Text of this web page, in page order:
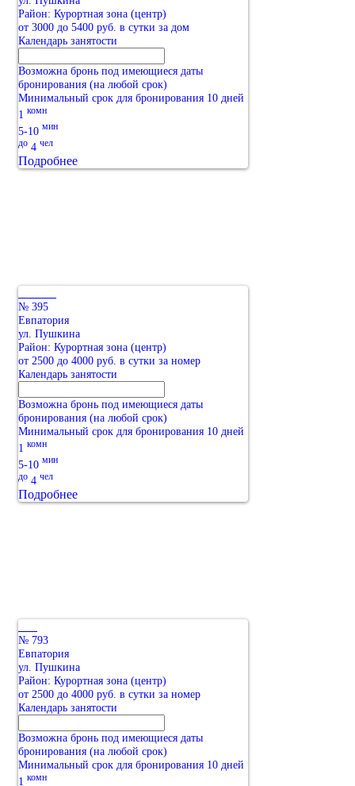
Район: Курортная зона (центр)
от 3000 до 5400 руб. в сутки за дом
Календарь занятости
Возможна бронь под имеющиеся даты
бронирования (на любой срок)
Минимальный срок для бронирования 10 дней
1 комн
5-10 мин
до 4 чел
Подробнее
№ 395
Евпатория
ул. Пушкина
Район: Курортная зона (центр)
от 2500 до 4000 руб. в сутки за номер
Календарь занятости
Возможна бронь под имеющиеся даты
бронирования (на любой срок)
Минимальный срок для бронирования 10 дней
1 комн
5-10 мин
до 4 чел
Подробнее
№ 793
Евпатория
ул. Пушкина
Район: Курортная зона (центр)
от 2500 до 4000 руб. в сутки за номер
Календарь занятости
Возможна бронь под имеющиеся даты
бронирования (на любой срок)
Минимальный срок для бронирования 10 дней
1 комн